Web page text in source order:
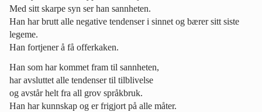
Med sitt skarpe syn ser han sannheten.
Han har brutt alle negative tendenser i sinnet og bærer sitt siste
legeme.
Han fortjener å få offerkaken.
Han som har kommet fram til sannheten,
har avsluttet alle tendenser til tilblivelse
og avstår helt fra all grov språkbruk.
Han har kunnskap og er frigjort på alle måter.